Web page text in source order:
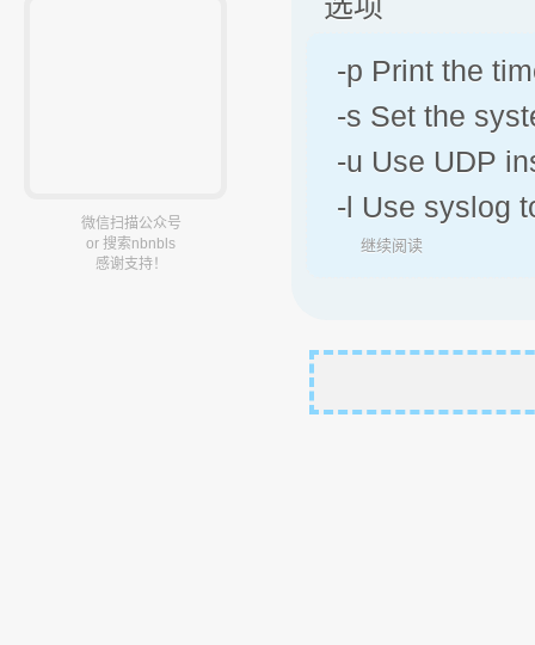
微信扫描公众号
or 搜索nbnbls
感谢支持！
-p Print the
-s Set the
-u Use UDP
-l Use syslog
继续阅读